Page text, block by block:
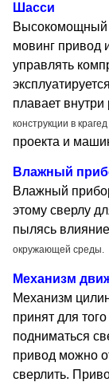
Шасси
Высокомощный
мовинг привод
управлять
эксплуатируется
плавает
конструкции в
проекта и
Влажный
Влажный
этому сверлу
пылясь
окружающей среды.
Механизм
Механизм
принят для
подниматься
привод можно
сверлить.